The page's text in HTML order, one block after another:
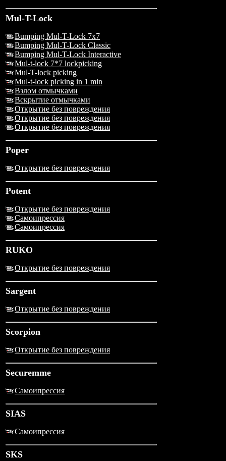
Mul-T-Lock
Bumping Mul-T-Lock 7x7
Bumping Mul-T-Lock Classic
Bumping Mul-T-Lock Interactive
Mul-t-lock 7*7 lockpicking
Mul-T-lock picking
Mul-t-lock picking in 1 min
Взлом отмычками
Вскрытие отмычками
Открытие без повреждения
Открытие без повреждения
Открытие без повреждения
Poper
Открытие без повреждения
Potent
Открытие без повреждения
Самоипрессия
Самоипрессия
RUKO
Открытие без повреждения
Sargent
Открытие без повреждения
Scorpion
Открытие без повреждения
Securemme
Самоипрессия
SIAS
Самоипрессия
SKS